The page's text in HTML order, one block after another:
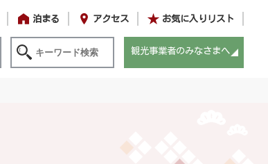
泊まる アクセス お気に入りリスト
観光事業者のみなさまへ